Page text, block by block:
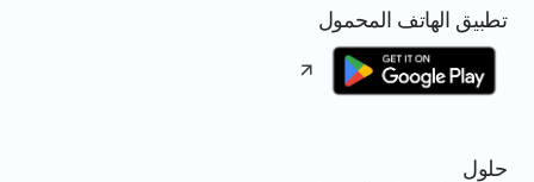
تطبيق الهاتف المحمول
حلول